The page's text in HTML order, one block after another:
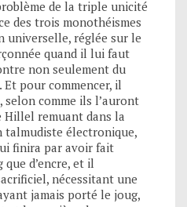
de la triple unicité
des trois monothéismes
universelle, réglée sur le
quand il lui faut
non seulement du
pour commencer, il
comme ils l’auront
Hillel remuant dans la
talmudiste électronique,
finira par avoir fait
d’encre, et il
nécessitant une
jamais porté le joug,